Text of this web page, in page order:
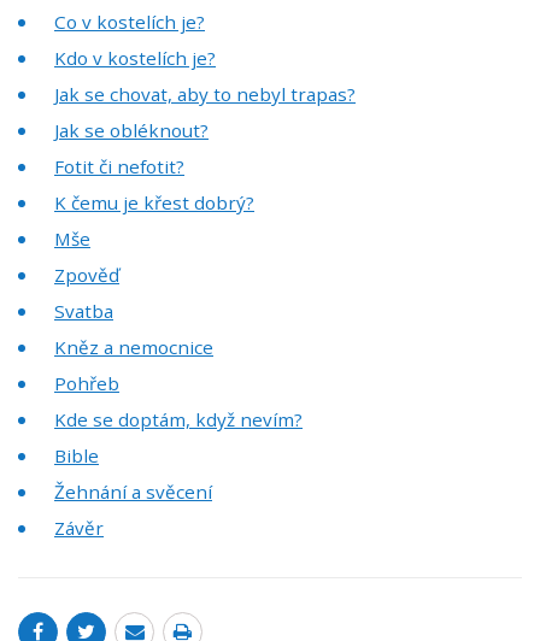
Co v kostelích je?
Kdo v kostelích je?
Jak se chovat, aby to nebyl trapas?
Jak se obléknout?
Fotit či nefotit?
K čemu je křest dobrý?
Mše
Zpověď
Svatba
Kněz a nemocnice
Pohřeb
Kde se doptám, když nevím?
Bible
Žehnání a svěcení
Závěr